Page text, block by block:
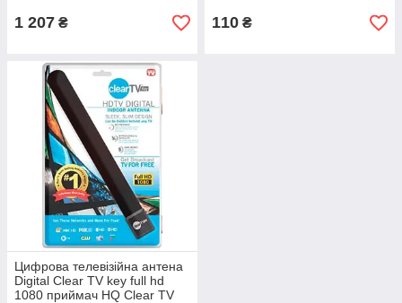
1 207 ₴ 110 ₴
Цифрова телевізійна антена
Digital Clear TV key full hd
1080 приймач HQ Clear TV